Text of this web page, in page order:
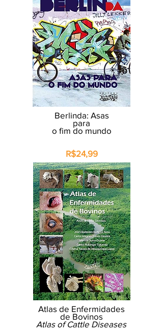
Berlinda: Asas
para
o fim do mundo
R$24,99
Atlas de Enfermidades
de Bovinos
Atlas of Cattle Diseases